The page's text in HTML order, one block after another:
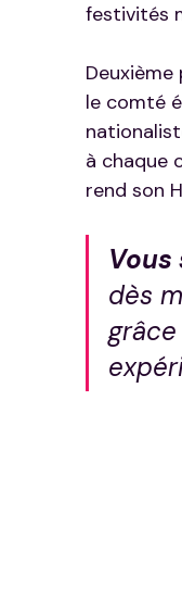
festivités
le comté
à chaque
rend son
dès
grâce